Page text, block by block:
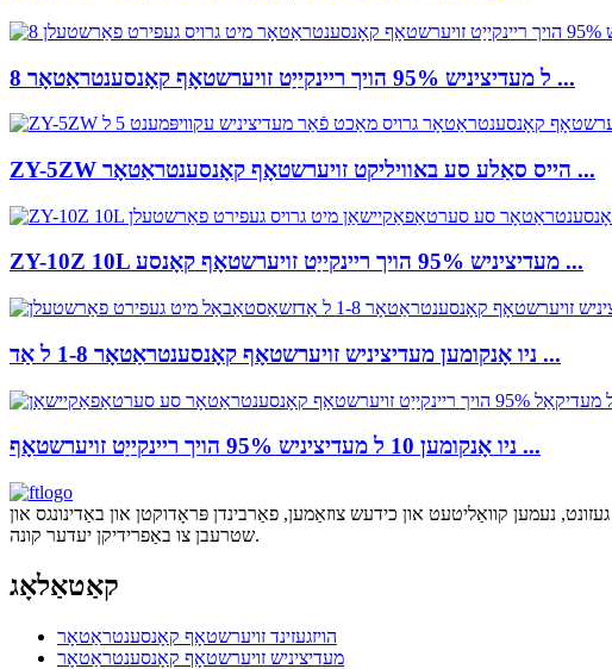
8 ל מעדיציניש 95% הויך ריינקייַט זויערשטאָף קאָנסענטראַטאָר ...
ZY-5ZW הייס סאַלע סע באוויליקט זויערשטאָף קאָנסענטראַטאָר ...
ZY-10Z 10L מעדיציניש 95% הויך ריינקייַט זויערשטאָף קאָנסע ...
ניו אָנקומען מעדיציניש זויערשטאָף קאָנסענטראַטאָר 1-8 ל אַד ...
ניו אָנקומען 10 ל מעדיציניש 95% הויך ריינקייַט זויערשטאָף ...
נעמען קוואַליטעט און כידעש צוזאַמען, פאַרבינדן פּראָדוקטן און באַדינונגס און
שטרעבן צו באַפרידיקן יעדער קונה.
קאַטאַלאָג
הויזגעזינד זויערשטאָף קאָנסענטראַטאָר
מעדיציניש זויערשטאָף קאָנסענטראַטאָר